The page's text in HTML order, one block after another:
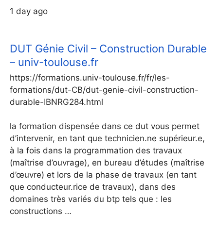
1 day ago
DUT Génie Civil – Construction Durable
– univ-toulouse.fr
https://formations.univ-toulouse.fr/fr/les-
formations/dut-CB/dut-genie-civil-construction-
durable-IBNRG284.html
la formation dispensée dans ce dut vous permet
d’intervenir, en tant que technicien.ne supérieur.e,
à la fois dans la programmation des travaux
(maîtrise d’ouvrage), en bureau d’études (maîtrise
d’œuvre) et lors de la phase de travaux (en tant
que conducteur.rice de travaux), dans des
domaines très variés du btp tels que : les
constructions …